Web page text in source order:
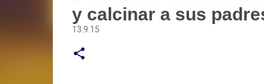
y calcinar a sus
13.9.15